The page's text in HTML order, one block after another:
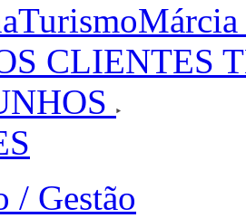
Márcia
CLIENTES
/ Gestão